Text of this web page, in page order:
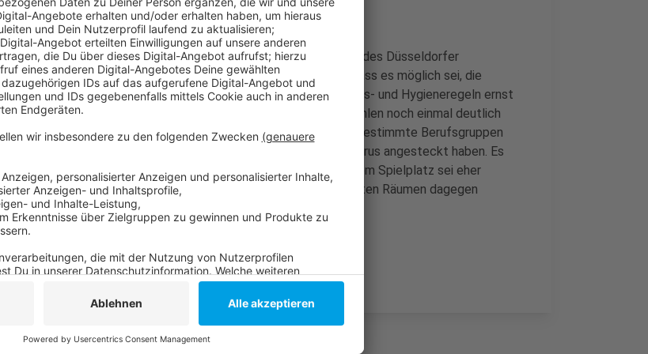
In einem Gespräch von Oberbürgermeister Geisel mit den Leitern des Düsseldorfer
Gesundheitsamtes und der Feuerwehr waren gestern alle einig, dass es möglich sei, die
Ansteckungszahlen gering zu halten. Wenn wir weiter die Abstands- und Hygieneregeln ernst
nehmen. Die Stadt sei aber auch gut vorbereitet, falls sich die Zahlen noch einmal deutlich
erhöhen sollten. Bis jetzt konnte man nicht feststellen, dass es bestimmte Berufsgruppen
gebe, in denen sich besonders häufig Menschen mit dem neuen Virus angesteckt haben. Es
gebe aber unkritische und kritische Situationen: ein Besuch auf dem Spielplatz sei eher
unkritisch, mehrere Personen in geschlossenen, schlecht gelüfteten Räumen dagegen
kritisch.